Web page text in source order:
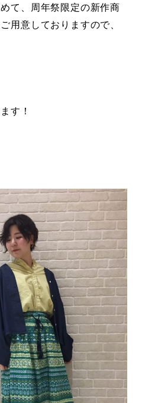
て、周年祭限定の新作商
用意しておりますので、
す！